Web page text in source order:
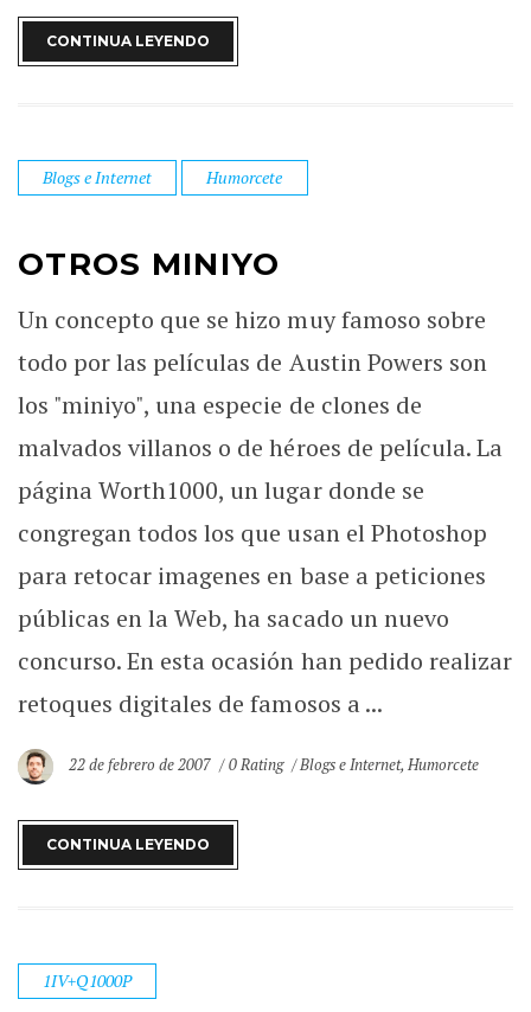
CONTINUA LEYENDO
Blogs e Internet Humorcete
OTROS MINIYO
Un concepto que se hizo muy famoso sobre
todo por las películas de Austin Powers son
los "miniyo", una especie de clones de
malvados villanos o de héroes de película. La
página Worth1000, un lugar donde se
congregan todos los que usan el Photoshop
para retocar imagenes en base a peticiones
públicas en la Web, ha sacado un nuevo
concurso. En esta ocasión han pedido realizar
retoques digitales de famosos a ...
22 de febrero de 2007 0 Rating Blogs e Internet,Humorcete
CONTINUA LEYENDO
1IV+Q1000P